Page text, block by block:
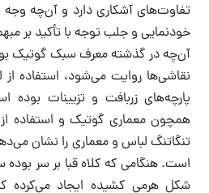
تفاوت‌های آشکاری دارد و آن‌چه وجه
خودنمایی و جلب توجه با تأکید بر
آن‌چه در گذشته معرف سبک گوتیک
نقاشی‌ها روایت می‌شود، استفاده از
پارچه‌های زربافت و تزیینات
همچون معماری گوتیک و استفاده از
تنگاتنگ لباس و معماری را نشان
است. هنگامی که کلاه قبا بر سر
شکل هرمی کشیده ایجاد می‌کرده